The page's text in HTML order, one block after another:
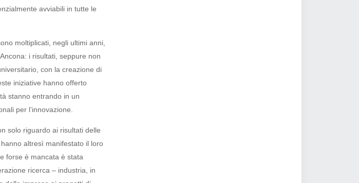
avviabili in tutte le
moltiplicati, negli ultimi anni,
i risultati, seppure non
con la creazione di
iniziative hanno offerto
stanno entrando in un
per l’innovazione.
solo riguardo ai risultati delle
altresì manifestato il loro
forse è mancata è stata
ricerca – industria, in